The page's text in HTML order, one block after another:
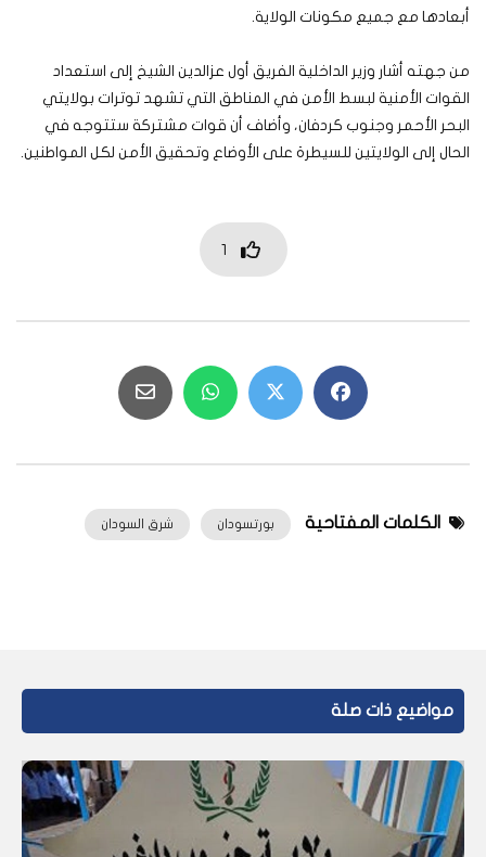
أبعادها مع جميع مكونات الولاية.
من جهته أشار وزير الداخلية الفريق أول عزالدين الشيخ إلى استعداد
القوات الأمنية لبسط الأمن في المناطق التي تشهد توترات بولايتي
البحر الأحمر وجنوب كردفان، وأضاف أن قوات مشتركة ستتوجه في
الحال إلى الولايتين للسيطرة على الأوضاع وتحقيق الأمن لكل المواطنين.
1
الكلمات المفتاحية بورتسودان شرق السودان
مواضيع ذات صلة